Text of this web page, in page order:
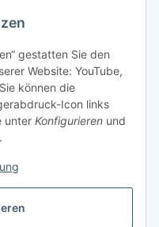
gestatten Sie den
Website: YouTube,
können die
Icon links
unter Konfigurieren und
.